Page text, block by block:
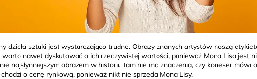
dzieła sztuki jest wystarczająco trudne. Obrazy znanych artystów noszą
warto nawet dyskutować o ich rzeczywistej wartości, ponieważ Mona Lisa jest
najsłynniejszym obrazem w historii. Tam nie ma znaczenia, czy koneser mówi
chodzi o cenę rynkową, ponieważ nikt nie sprzeda Mona Lisy.